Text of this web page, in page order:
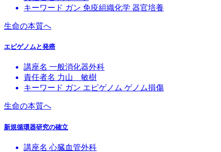
キーワード ガン 免疫組織化学 器官培養
生命の本質へ
エピゲノムと発癌
講座名 一般消化器外科
責任者名 力山 敏樹
キーワード ガン エピゲノム ゲノム損傷
生命の本質へ
新規循環器研究の確立
講座名 心臓血管外科